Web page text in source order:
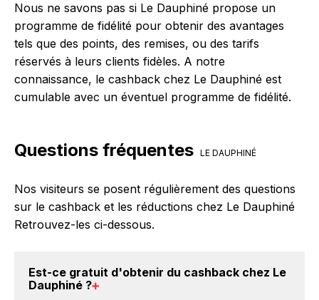
Nous ne savons pas si Le Dauphiné propose un
programme de fidélité pour obtenir des avantages
tels que des points, des remises, ou des tarifs
réservés à leurs clients fidèles. A notre
connaissance, le cashback chez Le Dauphiné est
cumulable avec un éventuel programme de fidélité.
Questions fréquentes LE DAUPHINÉ
Nos visiteurs se posent régulièrement des questions
sur le cashback et les réductions chez Le Dauphiné
Retrouvez-les ci-dessous.
Est-ce gratuit d'obtenir du cashback chez Le
Dauphiné ?